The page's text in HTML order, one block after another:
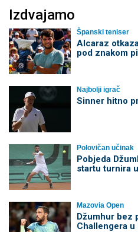
Izdvajamo
Španski teniser
Alcaraz
pod znakom
Najbolji igrač
Sinner hitno
Polovičan učinak
Pobjeda
startu turnira
Mazovia Open
Džumhur bez
Challengera u